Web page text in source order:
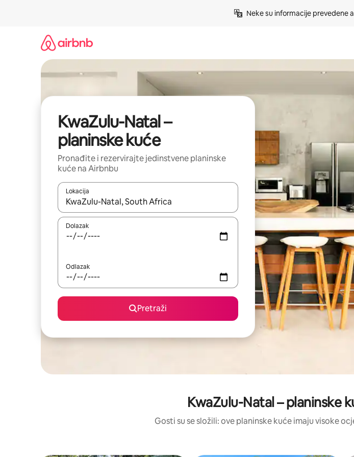
Neke su informacije prevedene
KwaZulu-Natal –
planinske kuće
Pronađite i rezervirajte jedinstvene planinske
kuće na Airbnbu
Lokacija
Kada budu dostupni rezultati, moći ćete ih pregledati koristeći se strelicama prema
Dolazak
Odlazak
Pretraži
KwaZulu-Natal – planinske
Gosti su se složili: ove planinske kuće imaju visoke